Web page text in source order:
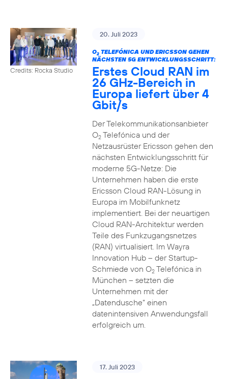
Credits: Rocka Studio
20. Juli 2023
O2TELEFÓNICA UND ERICSSON GEHEN
NÄCHSTEN 5G ENTWICKLUNGSSCHRITT:
Erstes Cloud RAN im
26 GHz-Bereich in
Europa liefert über 4
Gbit/s
Der Telekommunikationsanbieter
O2Telefónica und der
Netzausrüster Ericsson gehen den
nächsten Entwicklungsschritt für
moderne 5G-Netze: Die
Unternehmen haben die erste
Ericsson Cloud RAN-Lösung in
Europa im Mobilfunknetz
implementiert. Bei der neuartigen
Cloud RAN-Architektur werden
Teile des Funkzugangsnetzes
(RAN) virtualisiert. Im Wayra
Innovation Hub – der Startup-
Schmiede von O2Telefónica in
München – setzten die
Unternehmen mit der
„Datendusche“ einen
datenintensiven Anwendungsfall
erfolgreich um.
17. Juli 2023